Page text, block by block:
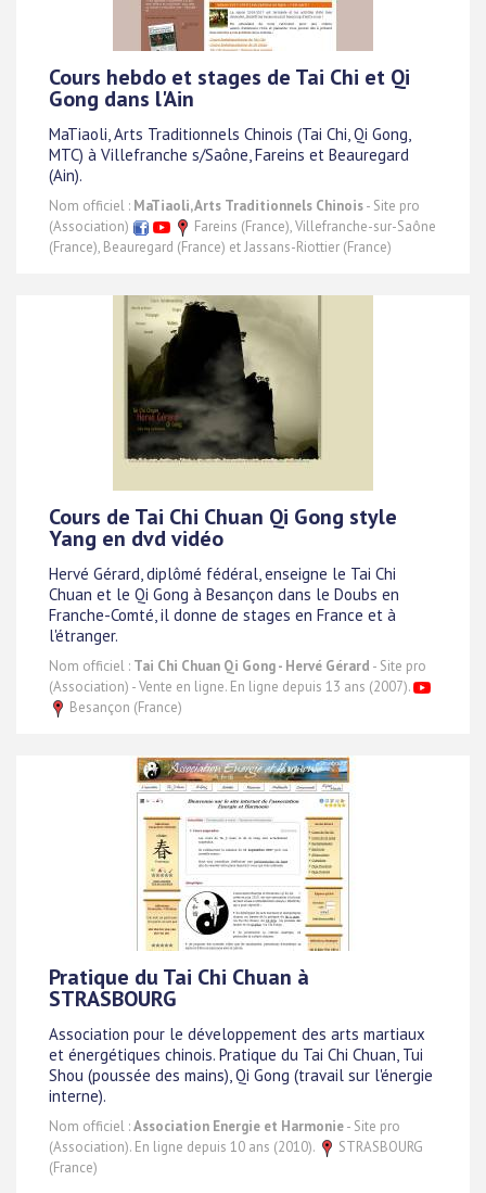
Cours hebdo et stages de Tai Chi et Qi
Gong dans l'Ain
MaTiaoli, Arts Traditionnels Chinois (Tai Chi, Qi Gong,
MTC) à Villefranche s/Saône, Fareins et Beauregard
(Ain).
Nom officiel : MaTiaoli, Arts Traditionnels Chinois- Site pro
(Association)
Fareins (France), Villefranche-sur-Saône
(France), Beauregard (France) et Jassans-Riottier (France)
Cours de Tai Chi Chuan Qi Gong style
Yang en dvd vidéo
Hervé Gérard, diplômé fédéral, enseigne le Tai Chi
Chuan et le Qi Gong à Besançon dans le Doubs en
Franche-Comté, il donne de stages en France et à
l'étranger.
Nom officiel : Tai Chi Chuan Qi Gong - Hervé Gérard - Site pro
(Association) - Vente en ligne. En ligne depuis 13 ans (2007).
Besançon (France)
Pratique du Tai Chi Chuan à
STRASBOURG
Association pour le développement des arts martiaux
et énergétiques chinois. Pratique du Tai Chi Chuan, Tui
Shou (poussée des mains), Qi Gong (travail sur l'énergie
interne).
Nom officiel :Association Energie et Harmonie- Site pro
(Association). En ligne depuis 10 ans (2010).
STRASBOURG
(France)